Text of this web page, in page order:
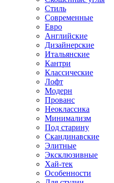
Стиль
Современные
Евро
Английские
Дизайнерские
Итальянские
Кантри
Классические
Лофт
Модерн
Прованс
Неоклассика
Минимализм
Под старину
Скандинавские
Элитные
Эксклюзивные
Хай-тек
Особенности